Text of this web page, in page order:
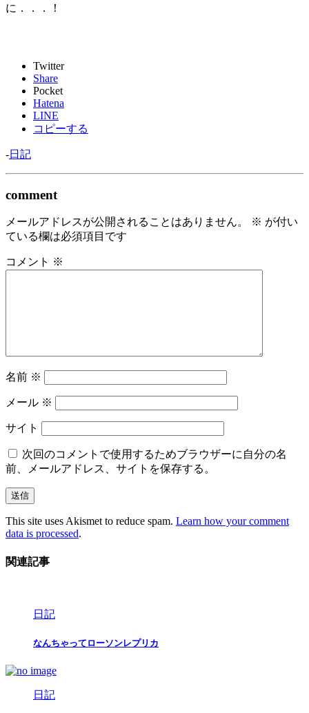
に．．．！
Twitter
Share
Pocket
Hatena
LINE
コピーする
-日記
comment
メールアドレスが公開されることはありません。 ※ が付い
ている欄は必須項目です
コメント ※
名前 ※
メール ※
サイト
次回のコメントで使用するためブラウザーに自分の名
前、メールアドレス、サイトを保存する。
This site uses Akismet to reduce spam. Learn how your comment
data is processed.
関連記事
日記
なんちゃってローソンレプリカ
日記